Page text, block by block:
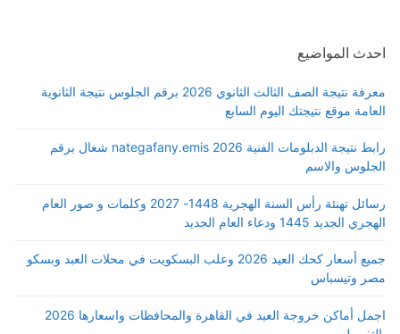
احدث المواضيع
معرفة نتيجة الصف الثالث الثانوي 2026 برقم الجلوس نتيجة الثانوية
العامة موقع نتيجتك اليوم السابع
رابط نتيجة الدبلومات الفنية 2026 nategafany.emis شغال برقم
الجلوس والاسم
رسائل تهنئة رأس السنة الهجرية 1448- 2027 وكلمات و صور العام
الهجري الجديد 1445 ودعاء العام الجديد
جميع أسعار كحك العيد 2026 وعلب البسكويت في محلات العبد وبسكو
مصر وتيسباس
اجمل أماكن خروجة العيد في القاهرة والمحافظات واسعارها 2026